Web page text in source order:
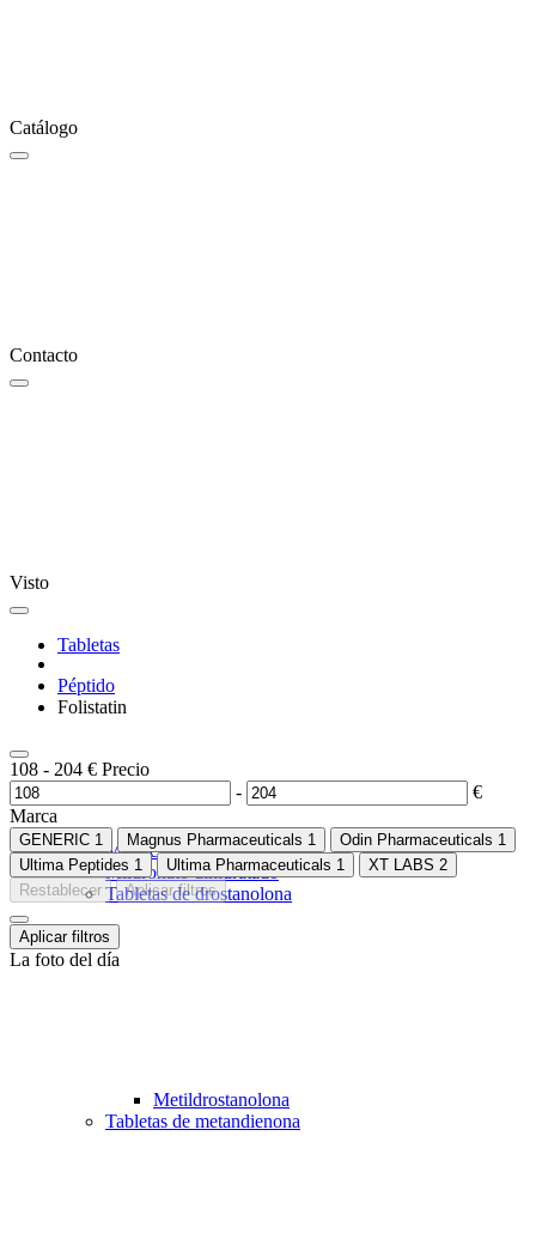
Catálogo
Contacto
Visto
Tabletas
Metiltestosterona
Mildronato dihidratado
Tabletas de drostanolona
Metildrostanolona
Tabletas de metandienona
Péptido
Folistatin
108 - 204 € Precio
-
€
Marca
GENERIC 1 Magnus Pharmaceuticals 1 Odin Pharmaceuticals 1
Ultima Peptides 1 Ultima Pharmaceuticals 1 XT LABS 2
Restablecer
Aplicar filtros
Aplicar filtros
La foto del día